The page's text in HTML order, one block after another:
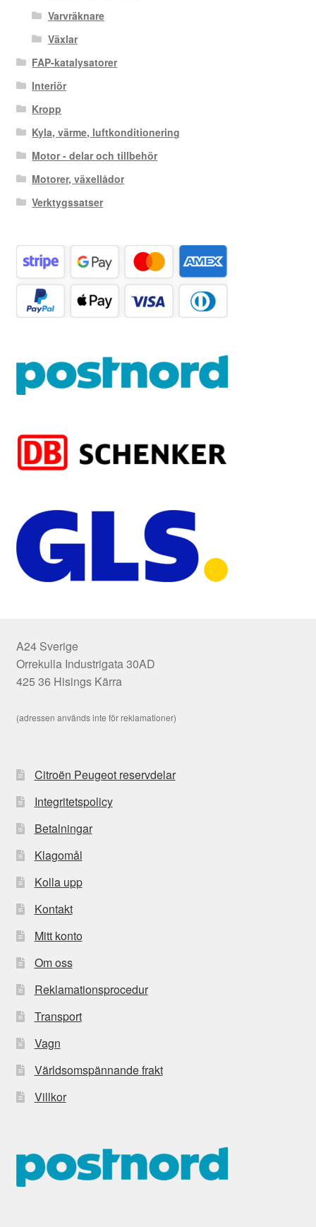
Varvräknare
Växlar
FAP-katalysatorer
Interiör
Kropp
Kyla, värme, luftkonditionering
Motor - delar och tillbehör
Motorer, växellådor
Verktygssatser
A24 Sverige
Orrekulla Industrigata 30AD
425 36 Hisings Kärra
(adressen används inte för reklamationer)
Citroën Peugeot reservdelar
Integritetspolicy
Betalningar
Klagomål
Kolla upp
Kontakt
Mitt konto
Om oss
Reklamationsprocedur
Transport
Vagn
Världsomspännande frakt
Villkor